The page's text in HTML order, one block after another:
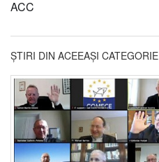
ACC
ȘTIRI DIN ACEEAȘI CATEGORIE